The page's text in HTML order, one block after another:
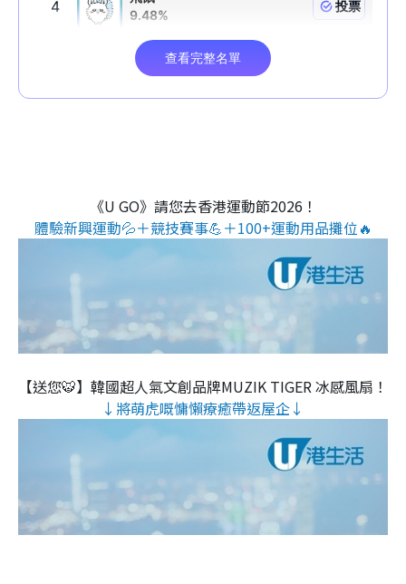
《U GO》請您去香港運動節2026！
體驗新興運動💦＋競技賽事💪＋100+運動用品攤位🔥
【送您🐯】韓國超人氣文創品牌MUZIK TIGER 冰感風扇！
↓將萌虎嘅慵懶療癒帶返屋企↓